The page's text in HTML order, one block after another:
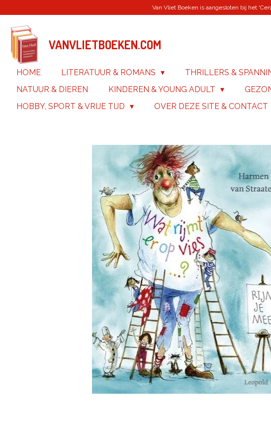
naar
hoofdinhoud
Van Vliet Boeken is aangesloten bij het
VANVLIETBOEKEN.COM
HOME LITERATUUR & ROMANS THRILLERS &
NATUUR & DIEREN
KINDEREN & YOUNG ADULT
HOBBY, SPORT & VRIJE TIJD
OVER DEZE SITE & CONTACT